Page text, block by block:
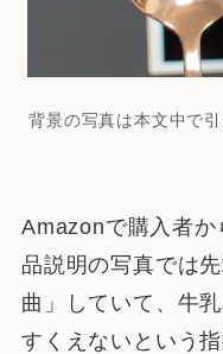
背景の写真は本文中で
Amazonで購入者
品説明の写真では
曲」していて、牛
すくえないという